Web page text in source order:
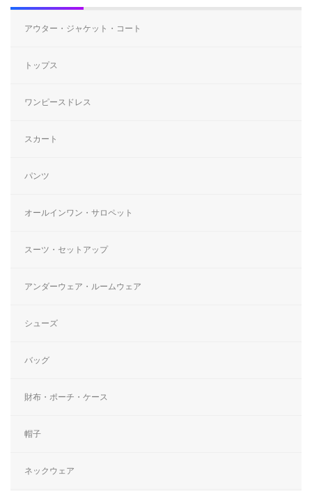
アウター・ジャケット・コート
トップス
ワンピースドレス
スカート
パンツ
オールインワン・サロペット
スーツ・セットアップ
アンダーウェア・ルームウェア
シューズ
バッグ
財布・ポーチ・ケース
帽子
ネックウェア